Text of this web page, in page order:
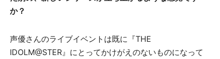
か？
声優さんのライブイベントは既に『THE
IDOLM@STER』にとってかけがえのないものになって